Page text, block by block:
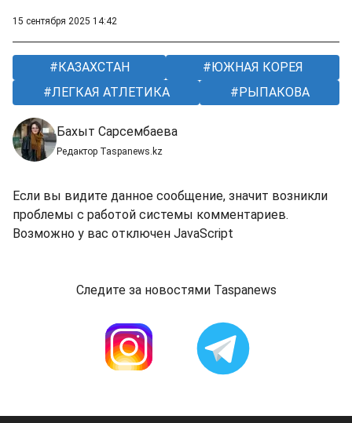
15 сентября 2025 14:42
КАЗАХСТАН
ЮЖНАЯ КОРЕЯ
ЛЕГКАЯ АТЛЕТИКА
РЫПАКОВА
Бахыт Сарсембаева
Редактор Taspanews.kz
Если вы видите данное сообщение, значит возникли
проблемы с работой системы комментариев.
Возможно у вас отключен JavaScript
Следите за новостями Taspanews